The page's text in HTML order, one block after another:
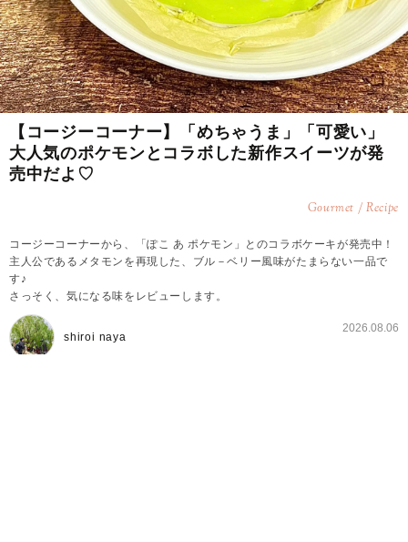
【コージーコーナー】「めちゃうま」「可愛い」
大人気のポケモンとコラボした新作スイーツが発
売中だよ♡
Gourmet / Recipe
コージーコーナーから、「ぽこ あ ポケモン」とのコラボケーキが発売中！
主人公であるメタモンを再現した、ブル－ベリー風味がたまらない一品で
す♪
さっそく、気になる味をレビューします。
shiroi naya
2026.08.06